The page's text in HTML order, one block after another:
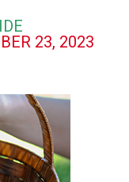
23, 2023